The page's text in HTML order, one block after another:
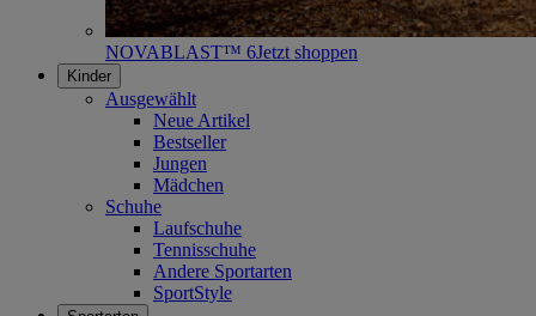
NOVABLAST™ 6Jetzt shoppen
Kinder
Ausgewählt
Neue Artikel
Bestseller
Jungen
Mädchen
Schuhe
Laufschuhe
Tennisschuhe
Andere Sportarten
SportStyle